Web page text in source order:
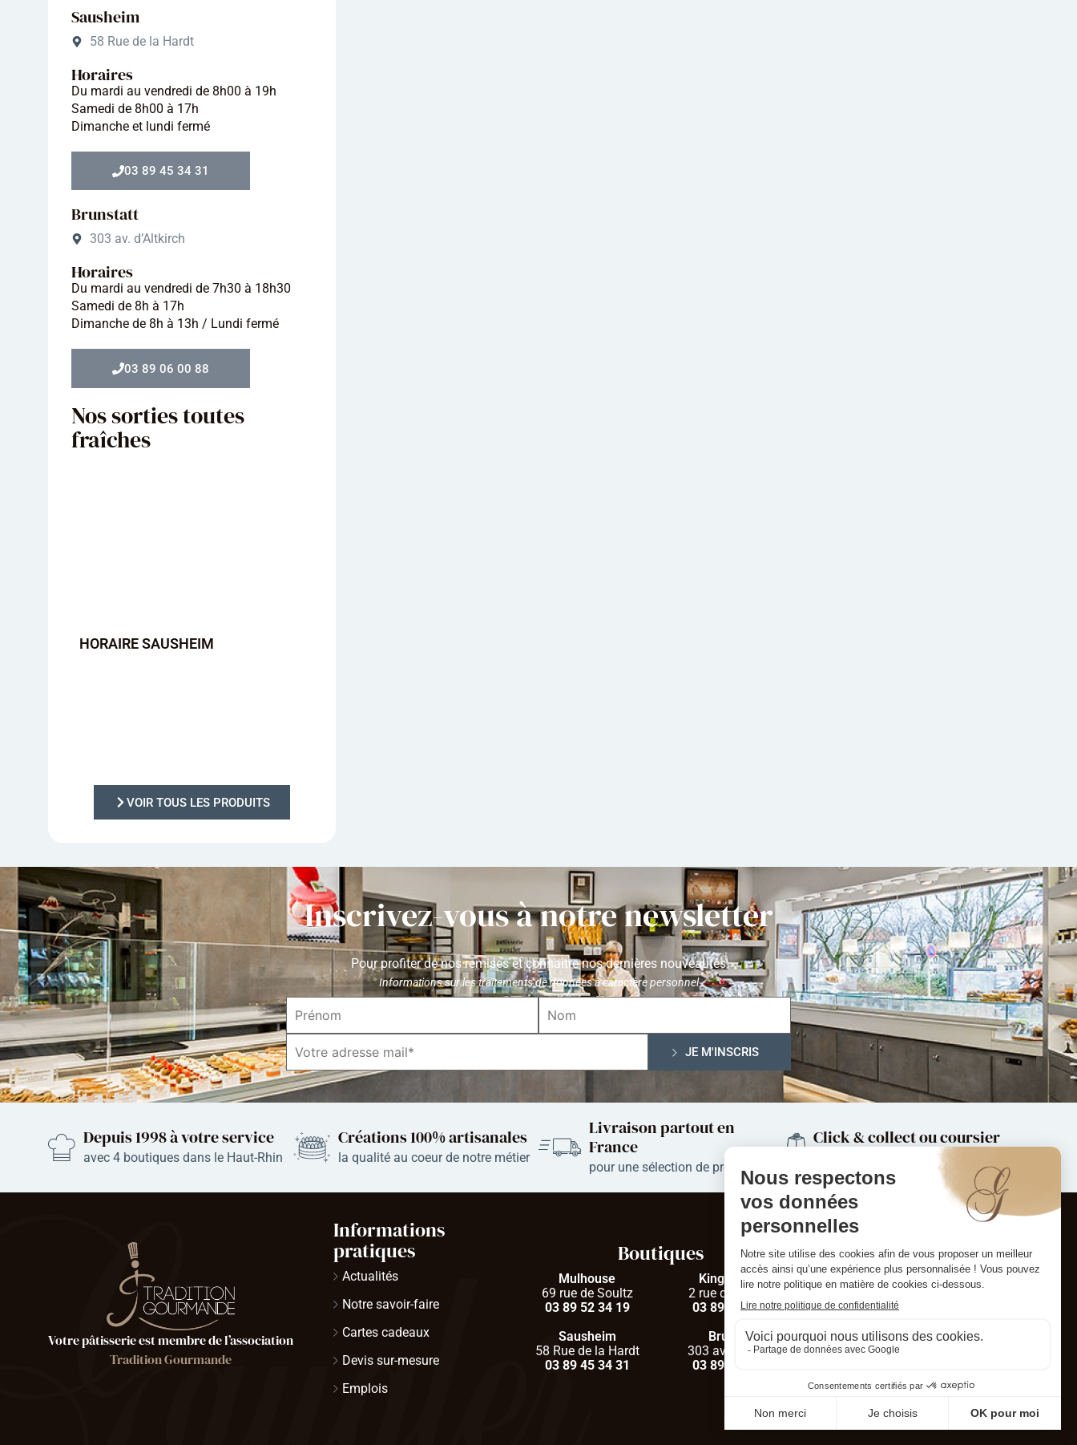
Sausheim
58 Rue de la Hardt
Horaires
Du mardi au vendredi de 8h00 à 19h
Samedi de 8h00 à 17h
Dimanche et lundi fermé
03 89 45 34 31
Brunstatt
303 av. d’Altkirch
Horaires
Du mardi au vendredi de 7h30 à 18h30
Samedi de 8h à 17h
Dimanche de 8h à 13h / Lundi fermé
03 89 06 00 88
Nos sorties toutes
fraîches
HORAIRE SAUSHEIM
VOIR TOUS LES PRODUITS
Inscrivez-vous à notre newsletter
Pour profiter de nos remises et connaître nos dernières nouveautés
Informations sur les traitements de données à caractère personnel
Depuis 1998 à votre service
avec4 boutiques dans le Haut-Rhin
Créations 100% artisanales​
la qualité au coeur de notre métier
Livraison partout en
France
pour une sélection de produits
Click & collect ou coursier
région de Mulhouse et environs
Votre pâtisserie est membre de l’association
Tradition Gourmande
Informations
pratiques
Actualités
Notre savoir-faire
Cartes cadeaux
Devis sur-mesure
Emplois
Boutiques
Mulhouse
69 rue de Soultz
03 89 52 34 19
Kingersheim
2 rue de Pfastatt
03 89 53 00 11
Sausheim
58 Rue de la Hardt
03 89 45 34 31
Brunstatt
303 av. d’Altkirch
03 89 06 00 88
Contact
NOUS CONTACTER